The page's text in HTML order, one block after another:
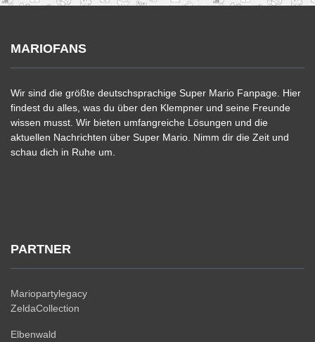
MARIOFANS
Wir sind die größte deutschsprachige Super Mario Fanpage. Hier
findest du alles, was du über den Klempner und seine Freunde
wissen musst. Wir bieten umfangreiche Lösungen und die
aktuellen Nachrichten über Super Mario. Nimm dir die Zeit und
schau dich in Ruhe um.
PARTNER
Mariopartylegacy
ZeldaCollection
Elbenwald